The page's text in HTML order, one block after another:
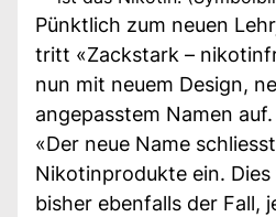
Pünktlich zum neuen
tritt «Zackstark –
nun mit neuem Design,
angepasstem Namen auf.
«Der neue Name
Nikotinprodukte ein.
bisher ebenfalls der Fall,